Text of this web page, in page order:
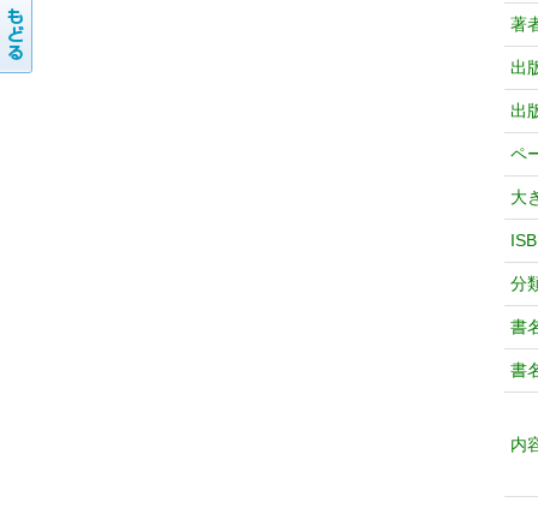
著
出
出
ペ
大
分
書
書
内